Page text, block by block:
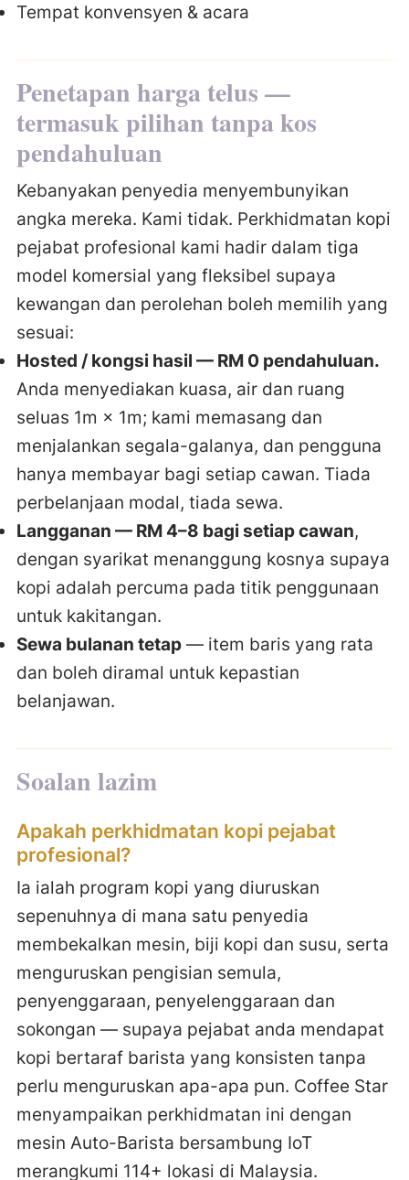
Tempat konvensyen & acara
Penetapan harga telus —
termasuk pilihan tanpa kos
pendahuluan
Kebanyakan penyedia menyembunyikan
angka mereka. Kami tidak. Perkhidmatan kopi
pejabat profesional kami hadir dalam tiga
model komersial yang fleksibel supaya
kewangan dan perolehan boleh memilih yang
sesuai:
Hosted / kongsi hasil — RM 0 pendahuluan.
Anda menyediakan kuasa, air dan ruang
seluas 1m × 1m; kami memasang dan
menjalankan segala-galanya, dan pengguna
hanya membayar bagi setiap cawan. Tiada
perbelanjaan modal, tiada sewa.
Langganan — RM 4–8 bagi setiap cawan,
dengan syarikat menanggung kosnya supaya
kopi adalah percuma pada titik penggunaan
untuk kakitangan.
Sewa bulanan tetap — item baris yang rata
dan boleh diramal untuk kepastian
belanjawan.
Soalan lazim
Apakah perkhidmatan kopi pejabat
profesional?
Ia ialah program kopi yang diuruskan
sepenuhnya di mana satu penyedia
membekalkan mesin, biji kopi dan susu, serta
menguruskan pengisian semula,
penyenggaraan, penyelenggaraan dan
sokongan — supaya pejabat anda mendapat
kopi bertaraf barista yang konsisten tanpa
perlu menguruskan apa-apa pun. Coffee Star
menyampaikan perkhidmatan ini dengan
mesin Auto-Barista bersambung IoT
merangkumi 114+ lokasi di Malaysia.